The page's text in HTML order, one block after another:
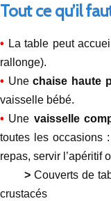
Tout ce qu’il
• La table peut
rallonge).
• Unechaise haute
vaisselle bébé.
• Une vaisselle
toutes les occasions
repas, servir l’apéritif
> Couverts de
crustacés